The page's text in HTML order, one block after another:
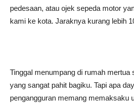
pedesaan, atau ojek sepeda motor
kami ke kota. Jaraknya kurang lebih
Tinggal menumpang di rumah mertua
yang sangat pahit bagiku. Tapi apa
pengangguran memang memaksaku